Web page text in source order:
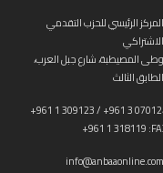
المركز الرئيسي للحزب التقدمي
الاشتراكي
وطى المصيطبة، شارع جبل العرب،
الطابق الثالث
+961 1 309123 / +961 3
+961 1 318119
info@anbaaonline.com